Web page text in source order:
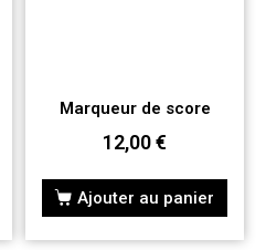
Marqueur de score
12,00€
Ajouter au panier